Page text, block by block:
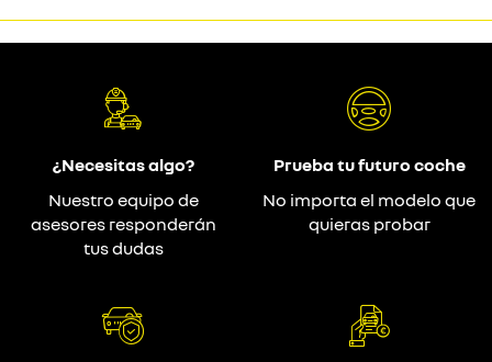
¿Necesitas algo?
Nuestro equipo de
asesores responderán
tus dudas
Prueba tu futuro coche
No importa el modelo que
quieras probar